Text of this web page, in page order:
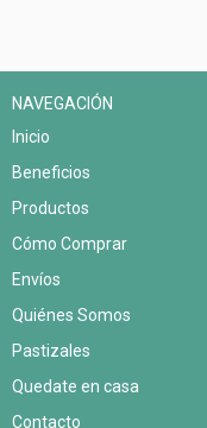
NAVEGACIÓN
Inicio
Beneficios
Productos
Cómo Comprar
Envíos
Quiénes Somos
Pastizales
Quedate en casa
Contacto